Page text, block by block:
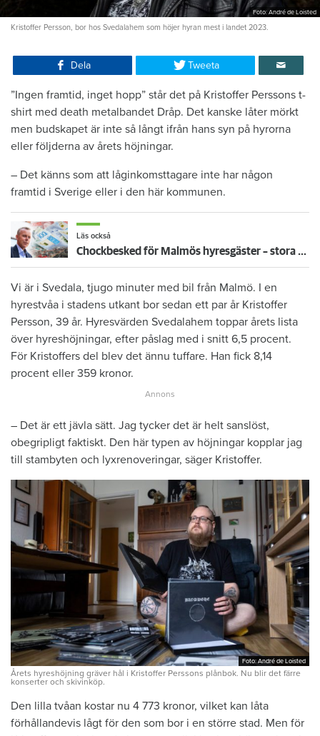
Foto: André de Loisted
Kristoffer Persson, bor hos Svedalahem som höjer hyran mest i landet 2023.
Dela Tweeta
”Ingen framtid, inget hopp” står det på Kristoffer Perssons t-
shirt med death metalbandet Dråp. Det kanske låter mörkt
men budskapet är inte så långt ifrån hans syn på hyrorna
eller följderna av årets höjningar.
– Det känns som att låginkomsttagare inte har någon
framtid i Sverige eller i den här kommunen.
Läs också
Chockbesked för Malmös hyresgäster – stora privatvärdar vill höja hyrorna ännu mer
Vi är i Svedala, tjugo minuter med bil från Malmö. I en
hyrestvåa i stadens utkant bor sedan ett par år Kristoffer
Persson, 39 år. Hyresvärden Svedalahem toppar årets lista
över hyreshöjningar, efter påslag med i snitt 6,5 procent.
För Kristoffers del blev det ännu tuffare. Han fick 8,14
procent eller 359 kronor.
– Det är ett jävla sätt. Jag tycker det är helt sanslöst,
obegripligt faktiskt. Den här typen av höjningar kopplar jag
till stambyten och lyxrenoveringar, säger Kristoffer.
Foto: André de Loisted
Foto: André de Loisted
Årets hyreshöjning gräver hål i Kristoffer Perssons plånbok. Nu blir det färre
konserter och skivinköp.
Den lilla tvåan kostar nu 4 773 kronor, vilket kan låta
förhållandevis lågt för den som bor i en större stad. Men för